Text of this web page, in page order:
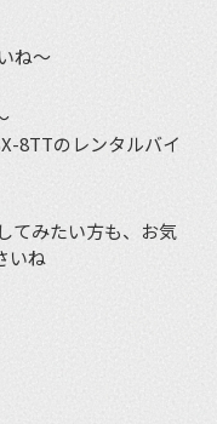
ね〜
8TTのレンタルバイ
てみたい方も、お気
いね